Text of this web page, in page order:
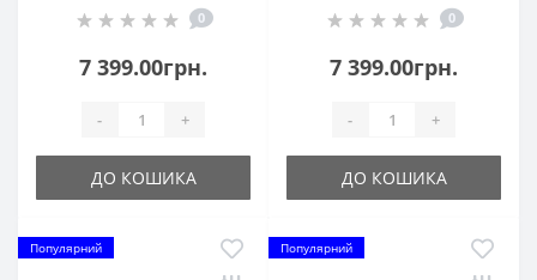
0
7 399.00грн.
- +
ДО КОШИКА
0
7 399.00грн.
- +
ДО КОШИКА
Популярний Популярний